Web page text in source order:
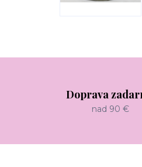
Doprava
nad 90 €